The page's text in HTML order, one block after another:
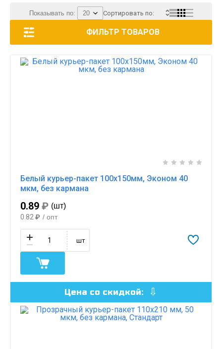
ФИЛЬТР ТОВАРОВ
Показывать по: Сортировать по:
Белый курьер-пакет 100х150мм, Эконом 40
мкм, без кармана
0.89 ₽ (шт)
0.82 ₽ / опт
шт
Цена со скидкой: